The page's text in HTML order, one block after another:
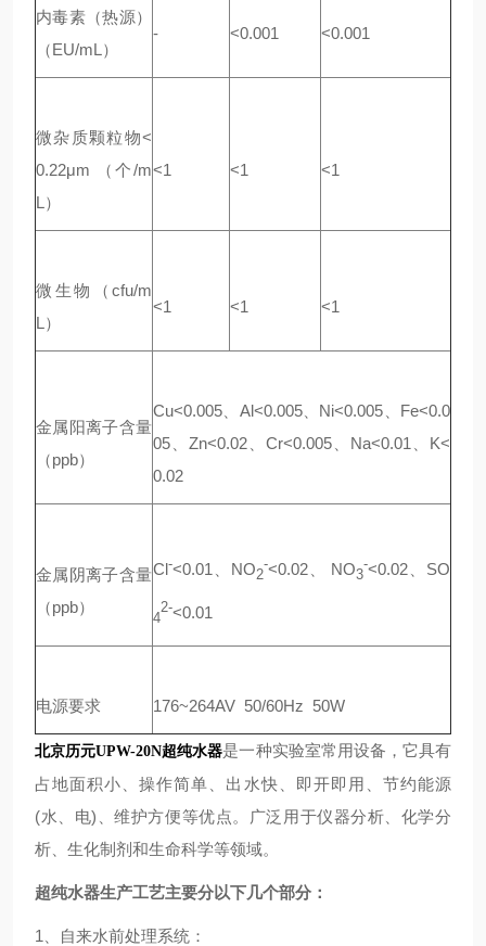
内毒素（热源）
（EU/mL）
- <0.001 <0.001
微杂质颗粒物<
0.22μm （个/m
L）
<1 <1 <1
微生物（cfu/m
L）
<1 <1 <1
金属阳离子含量
（ppb）
Cu<0.005、Al<0.005、Ni<0.005、Fe<0.0
05、Zn<0.02、Cr<0.005、Na<0.01、K<
0.02
金属阴离子含量
（ppb）
Cl-<0.01、NO2
-<0.02、 NO3
-<0.02、SO
4
2-<0.01
电源要求 176~264AV 50/60Hz 50W
北京历元UPW-20N超纯水器是一种实验室常用设备，它具有
占地面积小、操作简单、出水快、即开即用、节约能源
(水、电)、维护方便等优点。广泛用于仪器分析、化学分
析、生化制剂和生命科学等领域。
超纯水器生产工艺主要分以下几个部分：
1、自来水前处理系统：